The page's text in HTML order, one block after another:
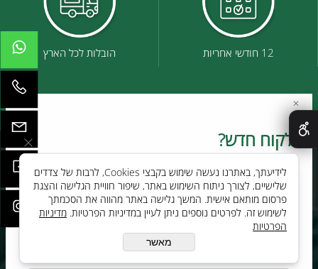
12 חודשי אחריות הובלות לכל הארץ
לקוח חדש?
השאירו פרטים בטופס ואחד הנציגים ייחזור אליכם
✕
לידיעתך, באתרנו נעשה שימוש בקבצי Cookies, לרבות של צדדים
שלישיים, לצורך ניתוח השימוש באתר, שיפור חוויית הגלישה והצגת
פרסום מותאם אישית. המשך גלישה באתר מהווה את הסכמתך
לשימוש זה. לפרטים נוספים ניתן לעיין במדיניות הפרטיות. מדיניות
הפרטיות
מאשר